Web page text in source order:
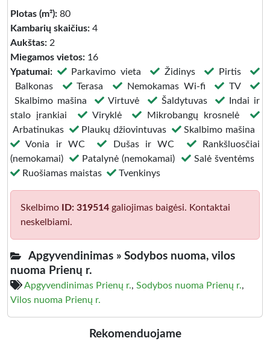
Plotas (m²): 80
Kambarių skaičius: 4
Aukštas: 2
Miegamos vietos: 16
Ypatumai:
Parkavimo vieta Židinys
Pirtis
Balkonas
Terasa Nemokamas Wi-fi
TV
Skalbimo mašina
Virtuvė Šaldytuvas
Indai ir
stalo įrankiai
Viryklė
Mikrobangų krosnelė
Arbatinukas
Plaukų džiovintuvas
Skalbimo mašina
Vonia ir WC
Dušas ir WC
Rankšluosčiai
(nemokamai)
Patalynė (nemokamai)
Salė šventėms
Ruošiamas maistas
Tvenkinys
Skelbimo ID: 319514 galiojimas baigėsi. Kontaktai
neskelbiami.
Apgyvendinimas » Sodybos nuoma, vilos
nuoma Prienų r.
Apgyvendinimas Prienų r., Sodybos nuoma Prienų r.,
Vilos nuoma Prienų r.
Rekomenduojame